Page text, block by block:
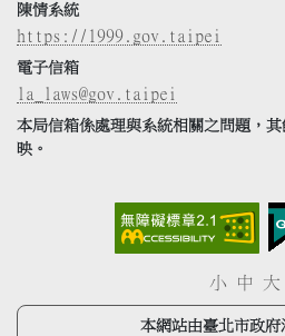
陳情系統
https://1999.gov.taipei
電子信箱
la_laws@gov.taipei
本局信箱係處理與系統相關之問題，
映。
小 中 大
本網站由臺北市政府